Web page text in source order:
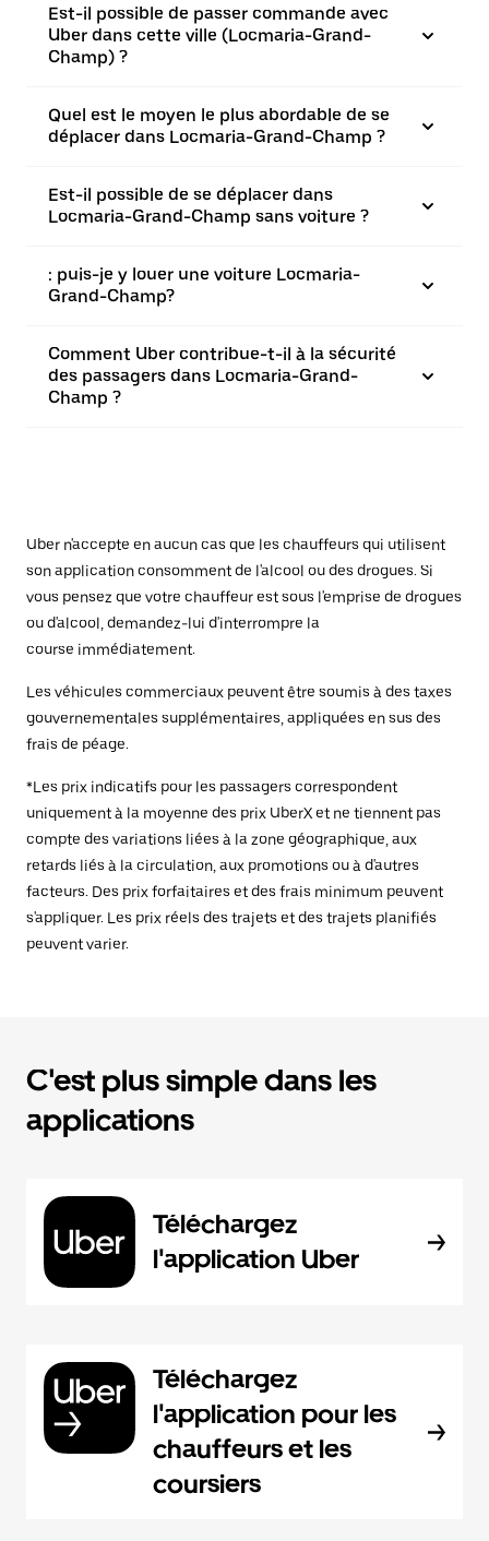
Est-il possible de passer commande avec
Uber dans cette ville (Locmaria-Grand-
Champ) ?
Quel est le moyen le plus abordable de se
déplacer dans Locmaria-Grand-Champ ?
Est-il possible de se déplacer dans
Locmaria-Grand-Champ sans voiture ?
: puis-je y louer une voiture Locmaria-
Grand-Champ?
Comment Uber contribue-t-il à la sécurité
des passagers dans Locmaria-Grand-
Champ ?
Uber n'accepte en aucun cas que les chauffeurs qui utilisent
son application consomment de l'alcool ou des drogues. Si
vous pensez que votre chauffeur est sous l'emprise de drogues
ou d'alcool, demandez-lui d'interrompre la
course immédiatement.
Les véhicules commerciaux peuvent être soumis à des taxes
gouvernementales supplémentaires, appliquées en sus des
frais de péage.
*Les prix indicatifs pour les passagers correspondent
uniquement à la moyenne des prix UberX et ne tiennent pas
compte des variations liées à la zone géographique, aux
retards liés à la circulation, aux promotions ou à d'autres
facteurs. Des prix forfaitaires et des frais minimum peuvent
s'appliquer. Les prix réels des trajets et des trajets planifiés
peuvent varier.
C'est plus simple dans les
applications
Téléchargez
l'application Uber
Téléchargez
l'application pour les
chauffeurs et les
coursiers